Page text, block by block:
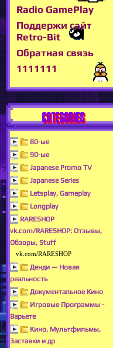
Radio GamePlay
Поддержи сайт
Retro-Bit
Обратная связь
1111111
CATEGORIES
80-ые
90-ые
Japanese Promo TV
Japanese Series
Letsplay, Gameplay
Longplay
RARESHOP
vk.com/RARESHOP: Отзывы,
Обзоры, Stuff
vk.com/RARESHOP
Денди — Новая
реальность
Документальное Кино
Игровые Программы -
Варьете
Кино, Мультфильмы,
Заставки и др